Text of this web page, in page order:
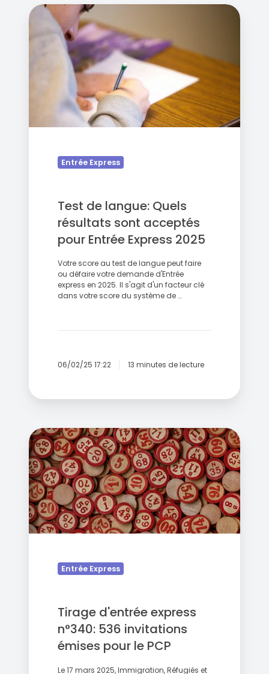
Test
langue:
Quels
acceptés
Entrée
Entrée Express
Test de langue: Quels
résultats sont acceptés
pour Entrée Express 2025
Votre score au test de langue peut faire
ou défaire votre demande d'Entrée
express en 2025. Il s'agit d'un facteur clé
dans votre score du système de …
06/02/25 17:22 13 minutes de lecture
Tirage
d'entrée
express
n°340:
536
invitations
émises
pour
Entrée Express
Tirage d'entrée express
n°340: 536 invitations
émises pour le PCP
Le 17 mars 2025, Immigration, Réfugiés et